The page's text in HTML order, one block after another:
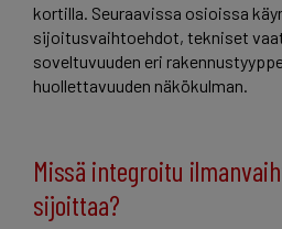
kortilla. Seuraavissa osioissa
sijoitusvaihtoehdot, tekniset
soveltuvuuden eri
huollettavuuden näkökulman.
Missä integroitu
sijoittaa?